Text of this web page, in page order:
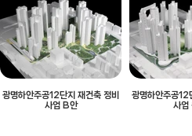
광명하안주공12단지 재건축 정비
사업 B안
광명하안주공12
사업